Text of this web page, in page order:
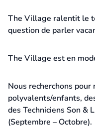
The Village ralentit le
question de parler
The Village est en
Nous recherchons
polyvalents/enfants,
des Techniciens Son &
(Septembre – Octobre).